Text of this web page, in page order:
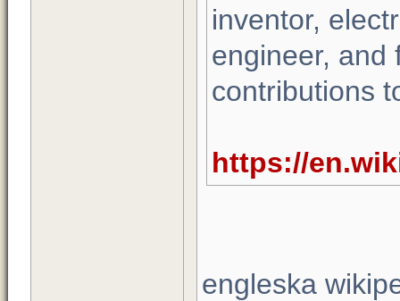
inventor,
engineer, and
contributions
https://
engleska